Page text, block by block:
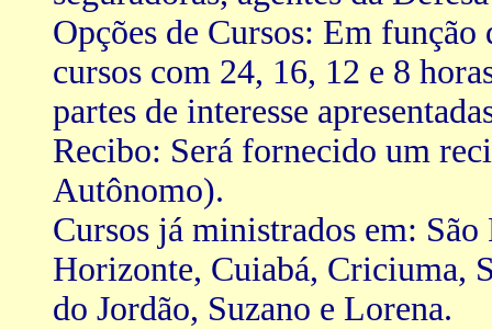
Opções de Cursos: Em função
cursos com 24, 16, 12 e 8
partes de interesse
Recibo: Será fornecido um
Autônomo).
Cursos já ministrados em:
Horizonte, Cuiabá, Criciuma,
do Jordão, Suzano e Lorena.